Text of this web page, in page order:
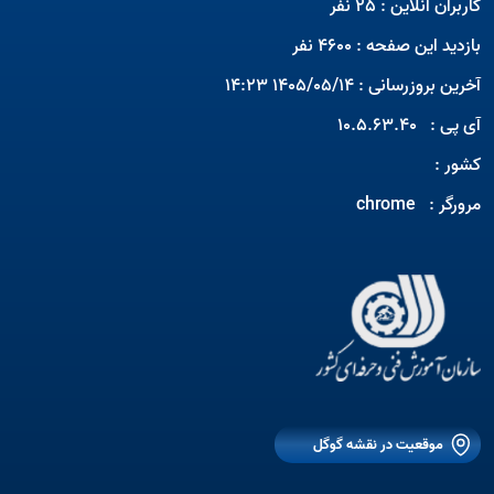
Open
Open
کاربران آنلاین : 25 نفر
بازدید این صفحه : 4600 نفر
آخرین بروزرسانی : 1405/05/14 14:23
آی پی : 10.5.63.40
کشور :
مرورگر : chrome
موقعیت در نقشه گوگل